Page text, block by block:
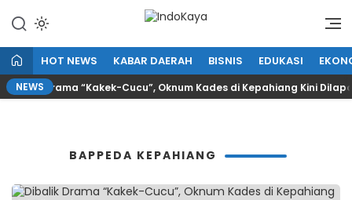
konten
Penyampaian Informasi Publik
HOT NEWS KABAR DAERAH BISNIS EDUKASI
NEWS
Drama “Kakek-Cucu”, Oknum Kades di Kepahiang Kini
BAPPEDA KEPAHIANG